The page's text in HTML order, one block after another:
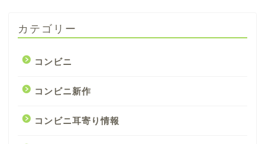
カテゴリー
コンビニ
コンビニ新作
コンビニ耳寄り情報